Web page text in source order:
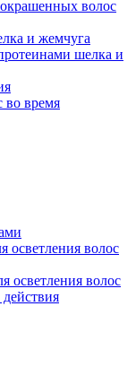
волос
и жемчуга
шелка и
во время
осветления волос
осветления волос